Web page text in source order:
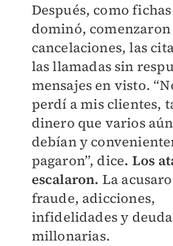
Después, como
dominó, comenzaron
cancelaciones, las
las llamadas sin
mensajes en visto.
perdí a mis clientes,
dinero que varios
debían y
pagaron”, dice. Los
escalaron. La
fraude, adicciones,
infidelidades y
millonarias.